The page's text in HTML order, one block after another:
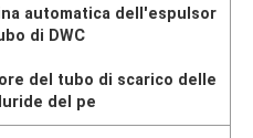
automatica dell'espulsor
di DWC
del tubo di scarico delle
del pe